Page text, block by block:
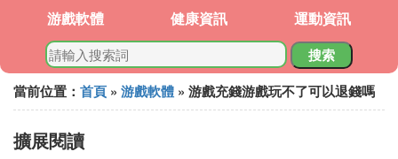
游戲軟體 健康資訊 運動資訊
搜索
當前位置： 首頁 » 游戲軟體 » 游戲充錢游戲玩不了可以退錢嗎
擴展閱讀